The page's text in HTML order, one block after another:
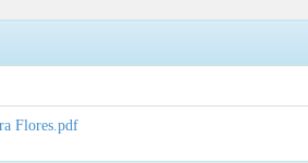
Flores.pdf